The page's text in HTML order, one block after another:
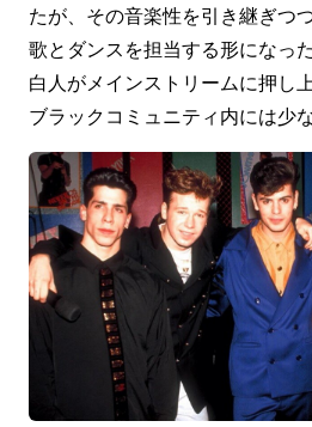
たが、その音楽性を引き継ぎつ
歌とダンスを担当する形になっ
白人がメインストリームに押し
ブラックコミュニティ内には少